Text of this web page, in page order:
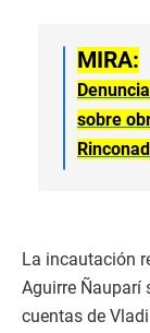
MIRA:
sobre
La incautación
Aguirre Ñauparí
cuentas de